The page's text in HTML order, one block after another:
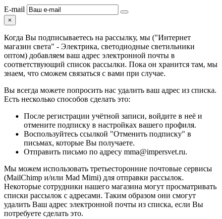
E-mail
×
Когда Вы подписываетесь на рассылку, мы ("Интернет
магазин света" - Электрика, светодиодные светильники
оптом) добавляем ваш адрес электронной почты в
соответствующий список рассылки. Пока он хранится там, мы
знаем, что сможем связаться с вами при случае.
Вы всегда можете попросить нас удалить ваш адрес из списка.
Есть несколько способов сделать это:
После регистрации учётной записи, войдите в неё и
отмените подписку в настройках вашего профиля.
Воспользуйтесь ссылкой "Отменить подписку" в
письмах, которые Вы получаете.
Отправить письмо по адресу mma@impersvet.ru.
Мы можем использовать третьесторонние почтовые сервисы
(MailChimp и/или Mad Mimi) для отправки рассылок.
Некоторые сотрудники нашего магазина могут просматривать
списки рассылок с адресами. Таким образом они смогут
удалить Ваш адрес электронной почты из списка, если Вы
потребуете сделать это.